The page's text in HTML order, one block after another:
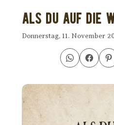
Als Du auf
Donnerstag, 11. November